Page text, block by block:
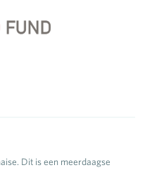
Dit is een meerdaagse